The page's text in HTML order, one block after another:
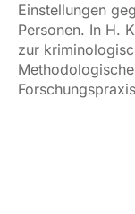
Einstellungen
Personen. In H.
zur